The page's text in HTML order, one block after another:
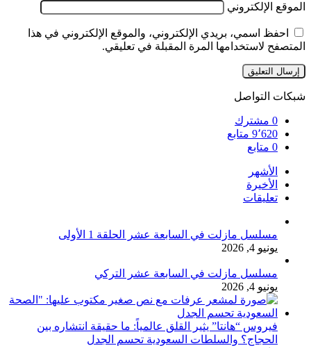
الموقع الإلكتروني
احفظ اسمي، بريدي الإلكتروني، والموقع الإلكتروني في هذا
المتصفح لاستخدامها المرة المقبلة في تعليقي.
شبكات التواصل
0 مشترك
9٬620 متابع
0 متابع
الأشهر
الأخيرة
تعليقات
مسلسل مازلت في السابعة عشر الحلقة 1 الأولى
يونيو 4, 2026
مسلسل مازلت في السابعة عشر التركي
يونيو 4, 2026
فيروس “هانتا” يثير القلق عالمياً: ما حقيقة انتشاره بين
الحجاج؟ والسلطات السعودية تحسم الجدل